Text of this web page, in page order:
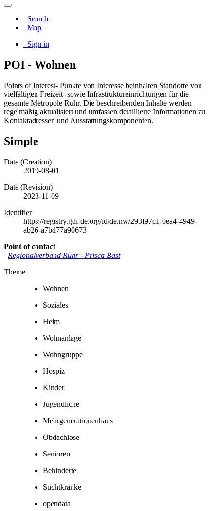
Search
Map
Sign in
POI - Wohnen
Points of Interest- Punkte von Interesse beinhalten Standorte von
vielfältigen Freizeit- sowie Infrastruktureinrichtungen für die
gesamte Metropole Ruhr. Die beschreibenden Inhalte werden
regelmäßig aktualisiert und umfassen detaillierte Informationen zu
Kontaktadressen und Ausstattungskomponenten.
Simple
Date (Creation)
2019-08-01
Date (Revision)
2023-11-09
Identifier
https://registry.gdi-de.org/id/de.nw/293f97c1-0ea4-4949-
ab26-a7bd77a90673
Point of contact
Regionalverband Ruhr- Prisca Bast
Theme
Wohnen
Soziales
Heim
Wohnanlage
Wohngruppe
Hospiz
Kinder
Jugendliche
Mehrgenerationenhaus
Obdachlose
Senioren
Behinderte
Suchtkranke
opendata